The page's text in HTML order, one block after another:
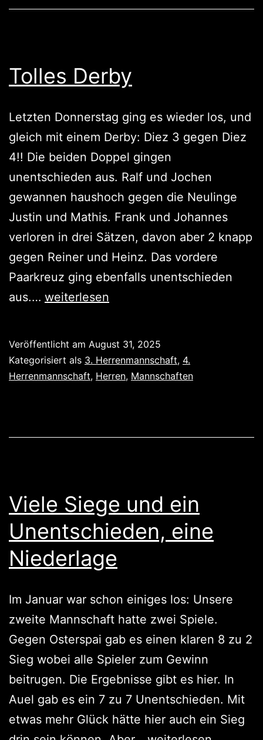
Sieg
Tolles Derby
Letzten Donnerstag ging es wieder los, und
gleich mit einem Derby: Diez 3 gegen Diez
4!! Die beiden Doppel gingen
unentschieden aus. Ralf und Jochen
gewannen haushoch gegen die Neulinge
Justin und Mathis. Frank und Johannes
verloren in drei Sätzen, davon aber 2 knapp
gegen Reiner und Heinz. Das vordere
Paarkreuz ging ebenfalls unentschieden
aus.… Tolles
weiterlesen
Veröffentlicht am August 31, 2025
Kategorisiert als 3. Herrenmannschaft, 4.
Herrenmannschaft, Herren, Mannschaften
Viele Siege und ein
Unentschieden, eine
Niederlage
Im Januar war schon einiges los: Unsere
zweite Mannschaft hatte zwei Spiele.
Gegen Osterspai gab es einen klaren 8 zu 2
Sieg wobei alle Spieler zum Gewinn
beitrugen. Die Ergebnisse gibt es hier. In
Auel gab es ein 7 zu 7 Unentschieden. Mit
etwas mehr Glück hätte hier auch ein Sieg